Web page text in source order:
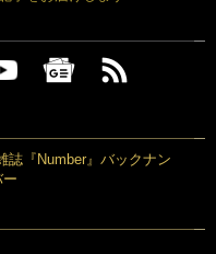
誌『Number』バックナン
ー